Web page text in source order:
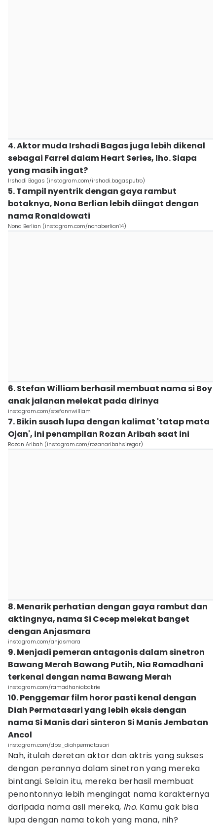
4. Aktor muda Irshadi Bagas juga lebih dikenal
sebagai Farrel dalam Heart Series, lho. Siapa
yang masih ingat?
Irshadi Bagas (instagram.com/irshadi.bagasputro)
5. Tampil nyentrik dengan gaya rambut
botaknya, Nona Berlian lebih diingat dengan
nama Ronaldowati
Nona Berlian (instagram.com/nonaberlian14)
6. Stefan William berhasil membuat nama si Boy
anak jalanan melekat pada dirinya
instagram.com/stefannwilliam
7. Bikin susah lupa dengan kalimat 'tatap mata
Ojan', ini penampilan Rozan Aribah saat ini
Rozan Aribah (instagram.com/rozanaribahsiregar)
8. Menarik perhatian dengan gaya rambut dan
aktingnya, nama Si Cecep melekat banget
dengan Anjasmara
instagram.com/anjasmara
9. Menjadi pemeran antagonis dalam sinetron
Bawang Merah Bawang Putih, Nia Ramadhani
terkenal dengan nama Bawang Merah
instagram.com/ramadhaniabakrie
10. Penggemar film horor pasti kenal dengan
Diah Permatasari yang lebih eksis dengan
nama Si Manis dari sinteron Si Manis Jembatan
Ancol
instagram.com/dps_diahpermatasari
Nah, itulah deretan aktor dan aktris yang sukses
dengan perannya dalam sinetron yang mereka
bintangi. Selain itu, mereka berhasil membuat
penontonnya lebih mengingat nama karakternya
daripada nama asli mereka, lho. Kamu gak bisa
lupa dengan nama tokoh yang mana, nih?